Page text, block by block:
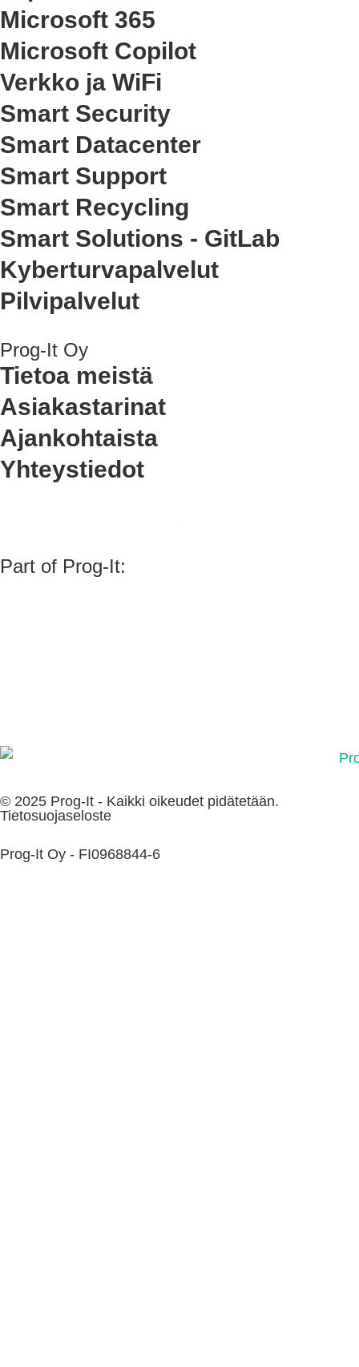
Microsoft 365
Microsoft Copilot
Verkko ja WiFi
Smart Security
Smart Datacenter
Smart Support
Smart Recycling
Smart Solutions - GitLab
Kyberturvapalvelut
Pilvipalvelut
Prog-It Oy
Tietoa meistä
Asiakastarinat
Ajankohtaista
Yhteystiedot
Part of Prog-It:
© 2025 Prog-It - Kaikki oikeudet pidätetään.
Tietosuojaseloste
Prog-It Oy - FI0968844-6